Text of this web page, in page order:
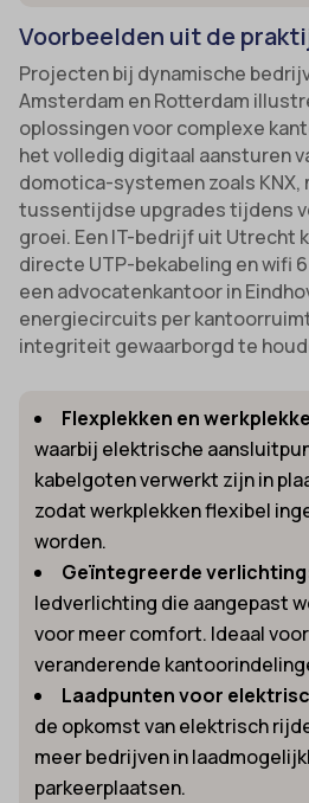
Voorbeelden uit de
Projecten bij dynamische
Amsterdam en Rotterdam
oplossingen voor complexe
het volledig digitaal aansturen
domotica-systemen zoals KNX,
tussentijdse upgrades tijdens
groei. Een IT-bedrijf uit Utrecht
directe UTP-bekabeling en wifi
een advocatenkantoor in
energiecircuits per
integriteit gewaarborgd te
Flexplekken en
waarbij elektrische
kabelgoten verwerkt zijn in
zodat werkplekken flexibel
worden.
Geïntegreerde
ledverlichting die aangepast
voor meer comfort. Ideaal
veranderende
Laadpunten voor
de opkomst van elektrisch
meer bedrijven in
parkeerplaatsen.